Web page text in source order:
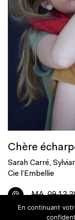
Chère
Sarah Carré,
Cie l’Embellie
MA
En continuant